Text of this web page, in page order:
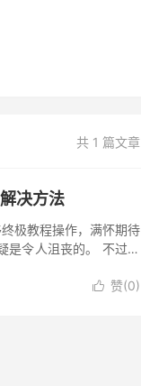
共 1 篇文章
决方法
极教程操作，满怀期待
令人沮丧的。 不过请
 赞(0)